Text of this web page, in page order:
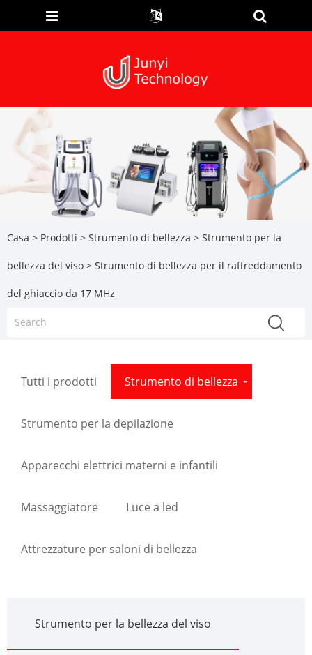
Casa > Prodotti > Strumento di bellezza > Strumento per la
bellezza del viso > Strumento di bellezza per il raffreddamento
del ghiaccio da 17 MHz
Tutti i prodotti Strumento di bellezza
Strumento per la depilazione
Apparecchi elettrici materni e infantili
Massaggiatore Luce a led
Attrezzature per saloni di bellezza
Strumento per la bellezza del viso